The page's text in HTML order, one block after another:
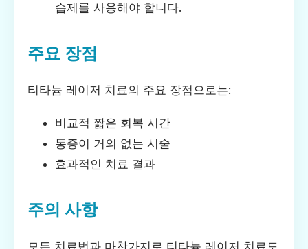
습제를 사용해야 합니다.
주요 장점
티타늄 레이저 치료의 주요 장점으로는:
비교적 짧은 회복 시간
통증이 거의 없는 시술
효과적인 치료 결과
주의 사항
모든 치료법과 마찬가지로 티타늄 레이저 치료도